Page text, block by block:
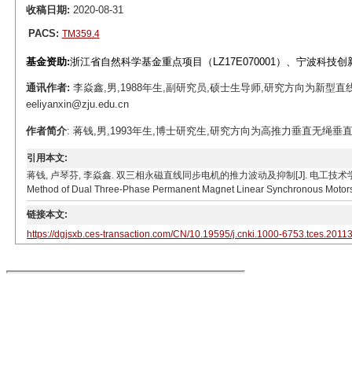
收稿日期: 2020-08-31
PACS: TM359.4
基金资助:浙江省自然科学基金重点项目（LZ17E070001）、宁波科技
通讯作者: 李焱鑫,男,1988年生,副研究员,硕士生导师,研究方向为新型
eeliyanxin@zju.edu.cn
作者简介: 蒋钱,男,1993年生,博士研究生,研究方向为高推力垂直无绳垂
引用本文:
蒋钱, 卢琴芬, 李焱鑫. 双三相永磁直线同步电机的推力波动及抑制[J]. 电工技
Method of Dual Three-Phase Permanent Magnet Linear Synchronous
链接本文:
https://dgjsxb.ces-transaction.com/CN/10.19595/j.cnki.1000-